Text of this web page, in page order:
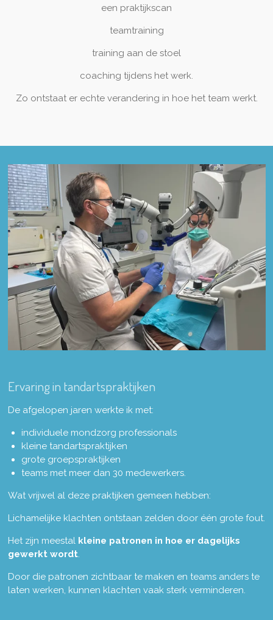
een praktijkscan
teamtraining
training aan de stoel
coaching tijdens het werk.
Zo ontstaat er echte verandering in hoe het team werkt.
Ervaring in tandartspraktijken
De afgelopen jaren werkte ik met:
individuele mondzorg professionals
kleine tandartspraktijken
grote groepspraktijken
teams met meer dan 30 medewerkers.
Wat vrijwel al deze praktijken gemeen hebben:
Lichamelijke klachten ontstaan zelden door één grote fout.
Het zijn meestal kleine patronen in hoe er dagelijks
gewerkt wordt.
Door die patronen zichtbaar te maken en teams anders te
laten werken, kunnen klachten vaak sterk verminderen.